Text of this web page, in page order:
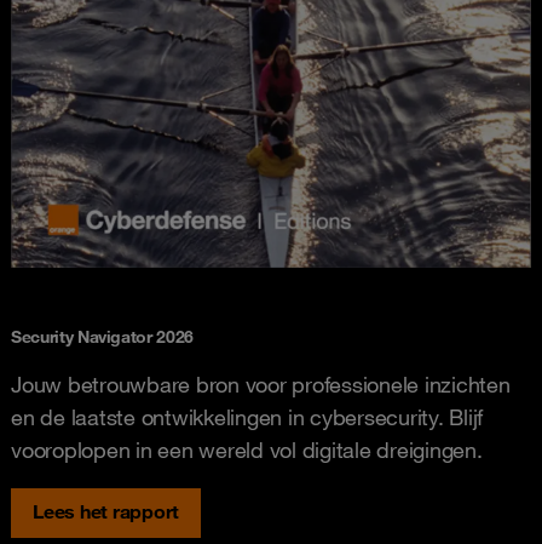
Security Navigator 2026
Jouw betrouwbare bron voor professionele inzichten
en de laatste ontwikkelingen in cybersecurity. Blijf
vooroplopen in een wereld vol digitale dreigingen.
Lees het rapport